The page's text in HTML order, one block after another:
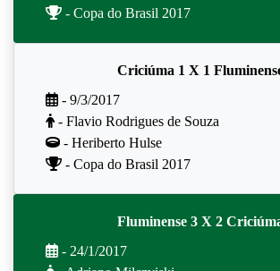
- Copa do Brasil 2017
Criciúma 1 X 1
- 9/3/2017
- Flavio Rodrigues de Souza
- Heriberto Hulse
- Copa do Brasil 2017
Fluminense 3 X 2
- 24/1/2017